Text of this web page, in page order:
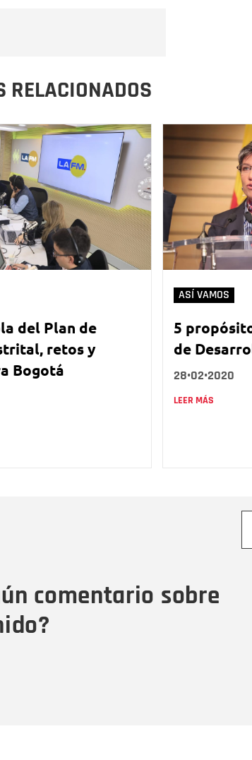
RELACIONADOS
del Plan de
retos y
Bogotá
ASÍ VAMOS
5
de
28•02•2020
LEER MÁS
comentario sobre